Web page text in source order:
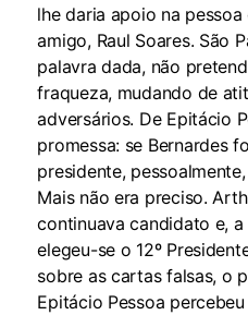
lhe daria apoio na
amigo, Raul Soares. São
palavra dada, não
fraqueza, mudando de
adversários. De Epitácio
promessa: se Bernardes
presidente,
Mais não era preciso.
continuava candidato e, a
elegeu-se o 12º
sobre as cartas falsas, o
Epitácio Pessoa